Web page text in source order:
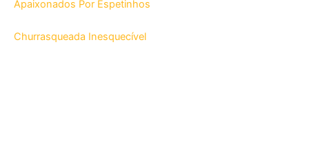
Apaixonados Por Espetinhos
Churrasqueada Inesquecível